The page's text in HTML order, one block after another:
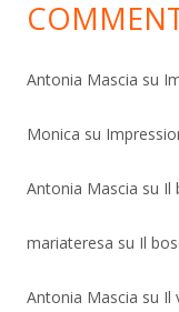
Antonia Mascia su
Monica su
Antonia Mascia su Il
mariateresa su Il
Antonia Mascia su Il